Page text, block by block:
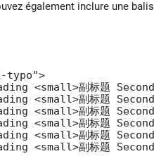
également inclure une
typo">
<small>副标题
<small>副标题
<small>副标题
<small>副标题
<small>副标题
<small>副标题